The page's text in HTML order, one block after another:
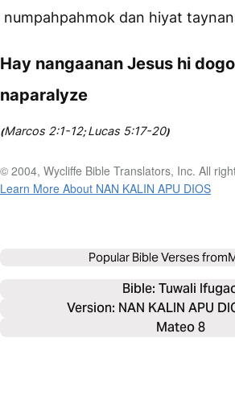
numpahpahmok dan hiyat
Hay nangaanan Jesus hi
naparalyze
(Marcos 2:1-12;Lucas 5:17-20)
© 2004, Wycliffe Bible Translators, Inc. All
Learn More About NAN KALIN APU DIOS
Popular Bible Verses from
Bible: Tuwali
Version: NAN KALIN APU
Mateo 8